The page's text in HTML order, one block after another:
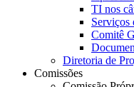
TI nos
Serviços
Comitê
Diretoria de
Comissões